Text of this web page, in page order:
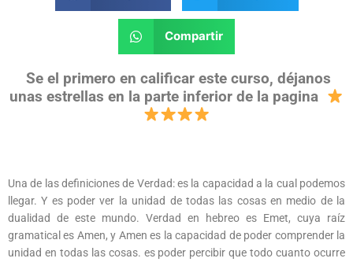
Compartir
Se el primero en calificar este curso, déjanos
unas estrellas en la parte inferior de la pagina
Una de las definiciones de Verdad: es la capacidad a la cual podemos
llegar. Y es poder ver la unidad de todas las cosas en medio de la
dualidad de este mundo. Verdad en hebreo es Emet, cuya raíz
gramatical es Amen, y Amen es la capacidad de poder comprender la
unidad en todas las cosas. es poder percibir que todo cuanto ocurre